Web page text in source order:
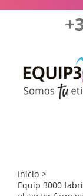
Inicio
Equip 3000